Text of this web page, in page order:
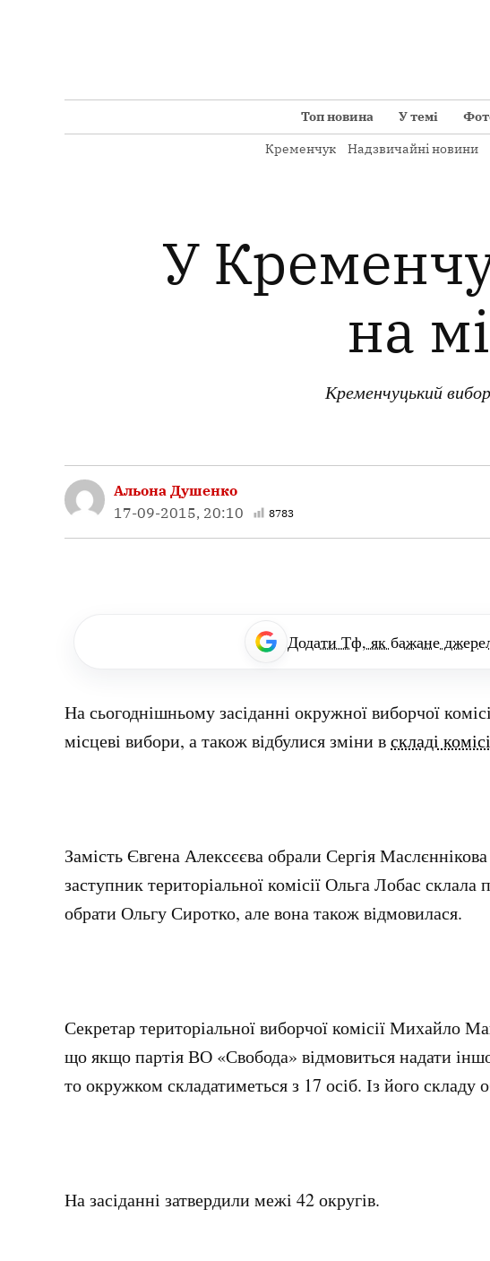
Топ новина У темі
Кременчук
Надзвичайні новини
У
на
Кременчуцький
Альона Душенко
17-09-2015, 20:10
8783
Додати Тф, як бажане
На сьогоднішньому засіданні окружної виборчої
місцеві вибори, а також відбулися зміни вскладі
Замість Євгена Алексєєва обрали Сергія
заступник територіальної комісії Ольга Лобас склала
обрати Ольгу Сиротко, але вона також відмовилася.
Секретар територіальної виборчої комісії Михайло
що якщо партія ВО «Свобода» відмовиться надати
то окружком складатиметься з 17 осіб. Із його складу
На засіданні затвердили межі 42 округів.